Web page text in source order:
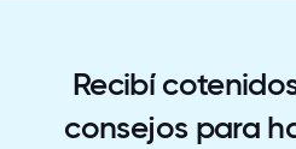
Recibí
consejos para